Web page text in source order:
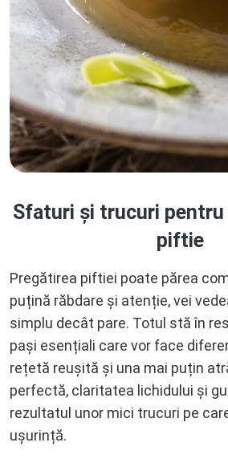
Sfaturi și trucuri pentru
piftie
Pregătirea piftiei poate părea
puțină răbdare și atenție, vei
simplu decât pare. Totul stă în
pași esențiali care vor face
rețetă reușită și una mai puțin
perfectă, claritatea lichidului și
rezultatul unor mici trucuri pe
ușurință.